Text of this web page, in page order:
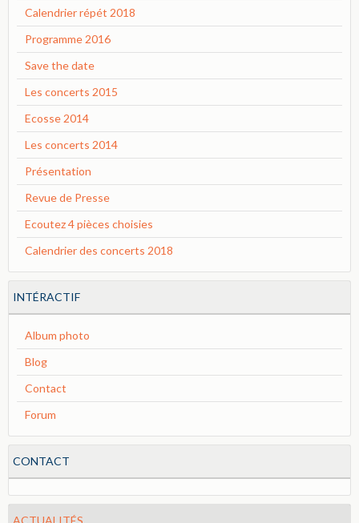
Calendrier répét 2018
Programme 2016
Save the date
Les concerts 2015
Ecosse 2014
Les concerts 2014
Présentation
Revue de Presse
Ecoutez 4 pièces choisies
Calendrier des concerts 2018
INTÉRACTIF
Album photo
Blog
Contact
Forum
CONTACT